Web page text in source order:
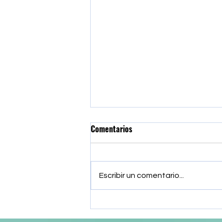
Iniciación al yoga reúne a
diversos clubes deportivos de
Comentarios
Escribir un comentario...